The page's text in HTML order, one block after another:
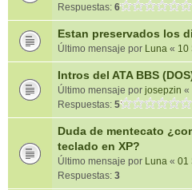
Respuestas: 6
Estan preservados los
Último mensaje por Luna « 10
Intros del ATA BBS
Último mensaje por josepzin «
Respuestas: 5
Duda de mentecato
teclado en XP?
Último mensaje por Luna « 01
Respuestas: 3